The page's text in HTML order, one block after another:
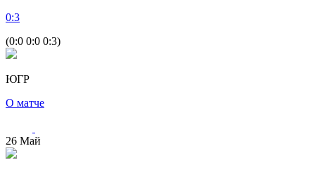
0:3
(0:0 0:0 0:3)
ЮГР
О матче
26 Май